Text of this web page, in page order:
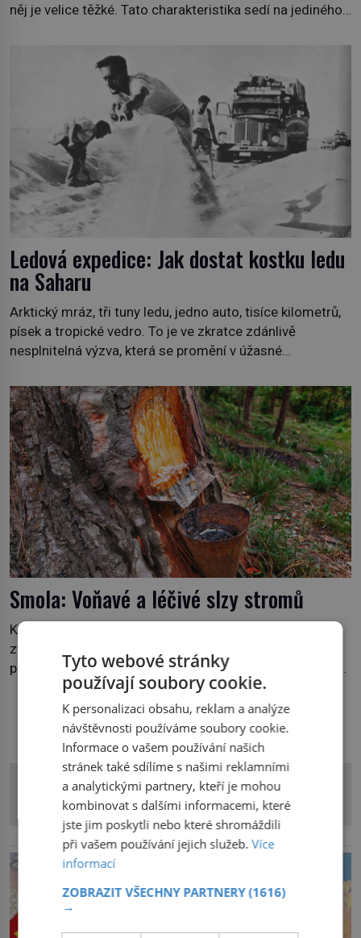
něj je velice těžké. Tato charakteristika sedí na jediného
1778), jenže v Asii o něm ví už celá staletí. Zvíře
připomíná jelena, v kohoutku dosahuje […]
Ledová expedice: Jak dostat kostku ledu
na Saharu
Arktický mráz, tři tuny ledu, jedno auto, tisíce kilometrů,
písek a tropické vedro. To je ve zkratce zdánlivě
nesplnitelná výzva, která se promění v úžasné
na podzim 1958 jako hec. Rádio Luxembourg přichází s
neobvyklou výzvou. Tomu, kdo dokáže dopravit ze
severního polárního kruhu na […]
Smola: Voňavé a léčivé slzy stromů
Když se v lese přiblížíte k jehličnanům, můžete ucítit
zvláštní vůni. Vychází z lepkavé látky, která vytéká z
poraněného kmene. Kdysi lidé věřili, že právě v ní je síla
stromu. Smola také patří k nejstarším surovinám, s nimiž
lidstvo pracovalo. Chrání strom před infekcí, hmyzem a
vysycháním. Dá se říct, že je to přírodní […]
DALŠÍ ČLÁNKY Z RUBRIKY
reklama
Tyto webové stránky
používají soubory cookie.
K personalizaci obsahu, reklam a analýze
návštěvnosti používáme soubory cookie.
Informace o vašem používání našich
stránek také sdílíme s našimi reklamními
a analytickými partnery, kteří je mohou
kombinovat s dalšími informacemi, které
jste jim poskytli nebo které shromáždili
při vašem používání jejich služeb.Více
informací
ZOBRAZIT VŠECHNY PARTNERY(1616)
→